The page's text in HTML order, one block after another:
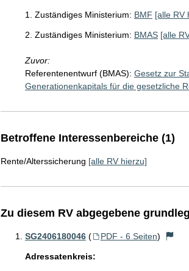
1. Zuständiges Ministerium: BMF [alle RV
2. Zuständiges Ministerium: BMAS [alle
Zuvor:
Referentenentwurf (BMAS): Gesetz zur
Generationenkapitals für die gesetzliche
Betroffene Interessenbereiche (1)
Rente/Alterssicherung [alle RV hierzu]
Zu diesem RV abgegebene
SG2406180046 ( PDF - 6 Seiten)
Adressatenkreis: